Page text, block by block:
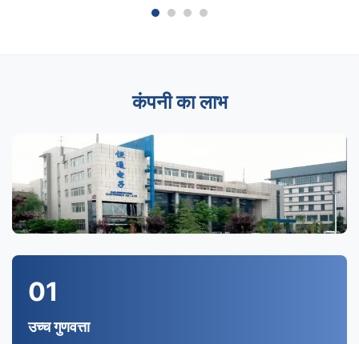
कंपनी का लाभ
01
उच्च गुणवत्ता